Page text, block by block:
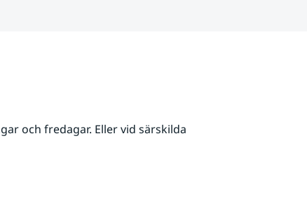
och fredagar. Eller vid särskilda